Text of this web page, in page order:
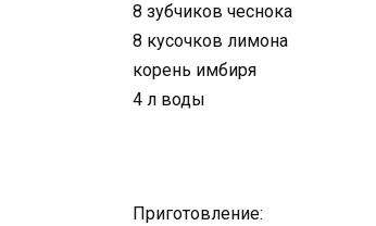
8 зубчиков чеснока
8 кусочков лимона
корень имбиря
4 л воды
Приготовление: